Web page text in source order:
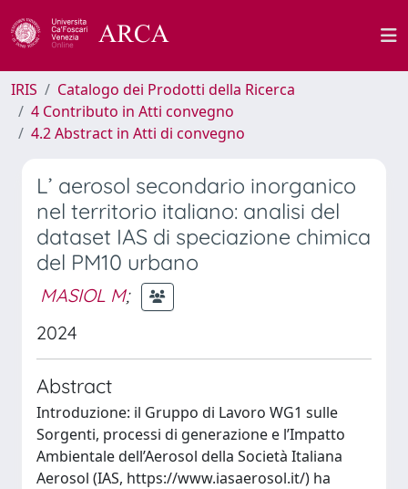
IRIS
Catalogo dei Prodotti della Ricerca
4 Contributo in Atti convegno
4.2 Abstract in Atti di convegno
L’ aerosol secondario inorganico
nel territorio italiano: analisi del
dataset IAS di speciazione chimica
del PM10 urbano
MASIOL M;
2024
Abstract
Introduzione: il Gruppo di Lavoro WG1 sulle
Sorgenti, processi di generazione e l’Impatto
Ambientale dell’Aerosol della Società Italiana
Aerosol (IAS, https://www.iasaerosol.it/) ha